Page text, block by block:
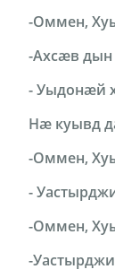
-Оммен,
-Ахсæв
- Уыдонæй
Нæ куывд
-Оммен,
-
-Оммен,
-